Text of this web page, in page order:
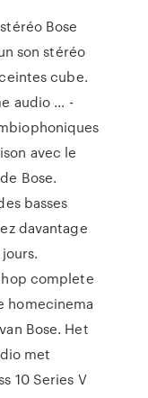
Bose
son stéréo
cube.
audio ... -
avec le
Bose.
basses
davantage
complete
homecinema
Bose. Het
met
10 Series V